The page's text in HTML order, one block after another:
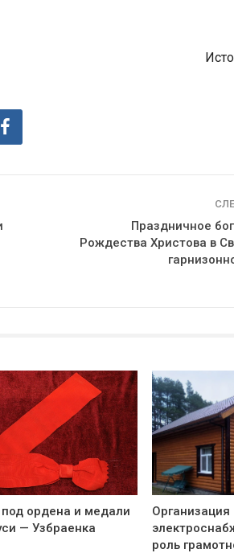
Праздничное
Рождества Христова в
ордена и медали
— Узбраенка
Организация
роль